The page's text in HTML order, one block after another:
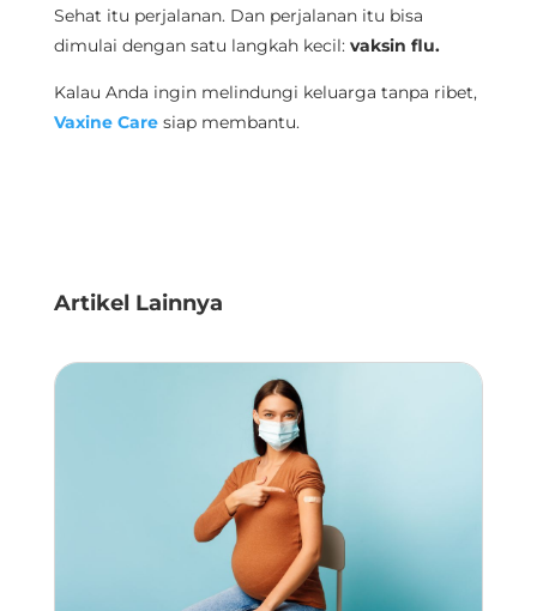
Sehat itu perjalanan. Dan perjalanan itu bisa
dimulai dengan satu langkah kecil: vaksin flu.
Kalau Anda ingin melindungi keluarga tanpa ribet,
Vaxine Caresiap membantu.
Artikel Lainnya